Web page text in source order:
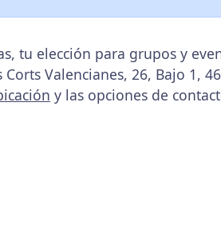
tu elección para grupos y
Corts Valencianes, 26, Bajo 1,
y las opciones de